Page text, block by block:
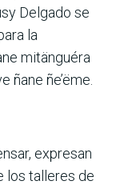
Delgado se
la
mitänguéra
ñane ñe’ëme.
expresan
los talleres de